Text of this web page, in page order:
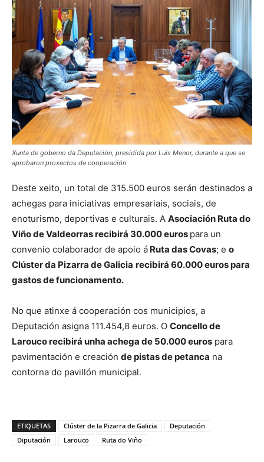
Xunta de goberno da Deputación, presidida por Luis Menor, durante a que se
aprobaron proxectos de cooperación
Deste xeito, un total de 315.500 euros serán destinados a
achegas para iniciativas empresariais, sociais, de
enoturismo, deportivas e culturais. A Asociación Ruta do
Viño de Valdeorras recibirá 30.000 euros para un
convenio colaborador de apoio á Ruta das Covas; e o
Clúster da Pizarra de Galicia recibirá 60.000 euros para
gastos de funcionamento.
No que atinxe á cooperación cos municipios, a
Deputación asigna 111.454,8 euros. O Concello de
Larouco recibirá unha achega de 50.000 euros para
pavimentación e creación de pistas de petanca na
contorna do pavillón municipal.
ETIQUETAS Clúster de la Pizarra de Galicia
Deputación
Diputación
Larouco Ruta do Viño